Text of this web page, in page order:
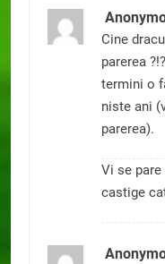
Cine
parerea
termini o
niste ani
parerea).
Vi se
castige